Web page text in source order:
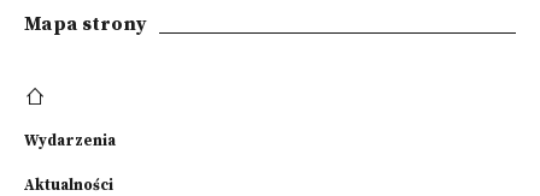
Mapa strony
Wydarzenia
Aktualności